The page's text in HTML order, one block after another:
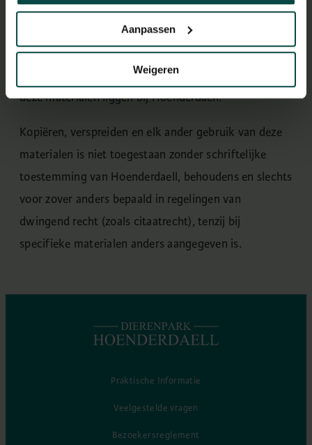
Aanpassen
Weigeren
Auteursrechten
Alle rechten van intellectuele eigendom betreffende
deze materialen liggen bij Hoenderdaell.
Kopiëren, verspreiden en elk ander gebruik van deze
materialen is niet toegestaan zonder schriftelijke
toestemming van Hoenderdaell, behoudens en slechts
voor zover anders bepaald in regelingen van
dwingend recht (zoals citaatrecht), tenzij bij
specifieke materialen anders aangegeven is.
Praktische Informatie
Veelgestelde vragen
Bezoekersreglement